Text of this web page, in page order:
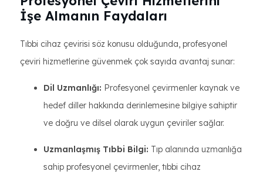
İşe Almanın Faydaları
Tıbbi cihaz çevirisi söz konusu olduğunda, profesyonel
çeviri hizmetlerine güvenmek çok sayıda avantaj sunar:
Dil Uzmanlığı: Profesyonel çevirmenler kaynak ve
hedef diller hakkında derinlemesine bilgiye sahiptir
ve doğru ve dilsel olarak uygun çeviriler sağlar.
Uzmanlaşmış Tıbbi Bilgi: Tıp alanında uzmanlığa
sahip profesyonel çevirmenler, tıbbi cihaz